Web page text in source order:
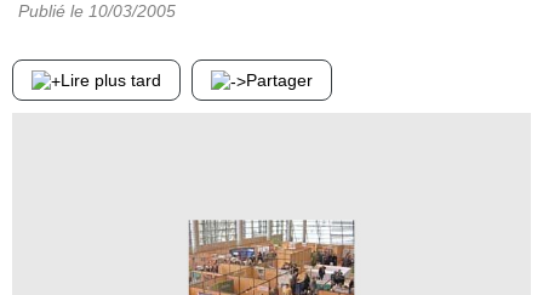
Publié le 10/03/2005
Lire plus tard Partager